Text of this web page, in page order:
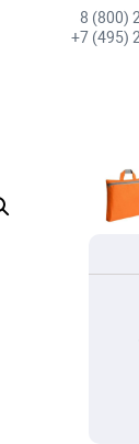
8 (800)
+7 (495)